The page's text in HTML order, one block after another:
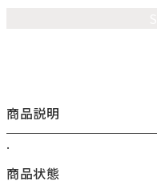
商品説明
.
商品状態